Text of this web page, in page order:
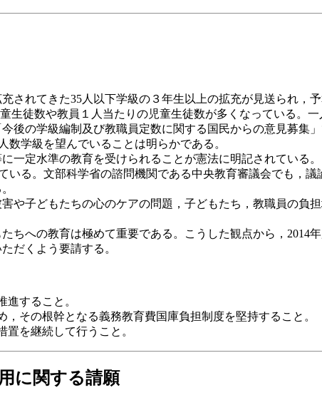
されてきた35人以下学級の３年生以上の拡充が見送られ，予
徒数や教員１人当たりの児童生徒数が多くなっている。
後の学級編制及び教職員定数に関する国民からの意見募集
学級を望んでいることは明らかである。
一定水準の教育を受けられることが憲法に明記されている
いる。文部科学省の諮問機関である中央教育審議会でも，
や子どもたちの心のケアの問題，子どもたち，教職員の負
ちへの教育は極めて重要である。こうした観点から，2014
だくよう要請する。
進すること。
その根幹となる義務教育費国庫負担制度を堅持すること。
を継続して行うこと。
に関する請願